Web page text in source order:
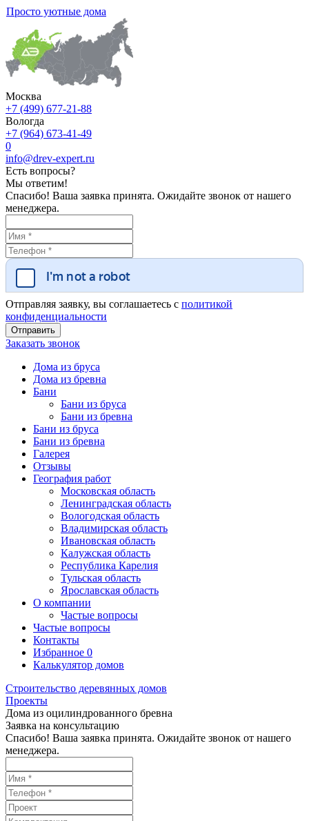
Просто уютные дома
Москва
+7 (499) 677-21-88
Вологда
+7 (964) 673-41-49
0
info@drev-expert.ru
Есть вопросы?
Мы ответим!
Спасибо! Ваша заявка принята. Ожидайте звонок от нашего
менеджера.
Отправляя заявку, вы соглашаетесь с политикой
конфиденциальности
Заказать звонок
Дома из бруса
Дома из бревна
Бани
Бани из бруса
Бани из бревна
Бани из бруса
Бани из бревна
Галерея
Отзывы
География работ
Московская область
Ленинградская область
Вологодская область
Владимирская область
Ивановская область
Калужская область
Республика Карелия
Тульская область
Ярославская область
О компании
Частые вопросы
Частые вопросы
Контакты
Избранное 0
Калькулятор домов
Строительство деревянных домов
Проекты
Дома из оцилиндрованного бревна
Заявка на консультацию
Спасибо! Ваша заявка принята. Ожидайте звонок от нашего
менеджера.